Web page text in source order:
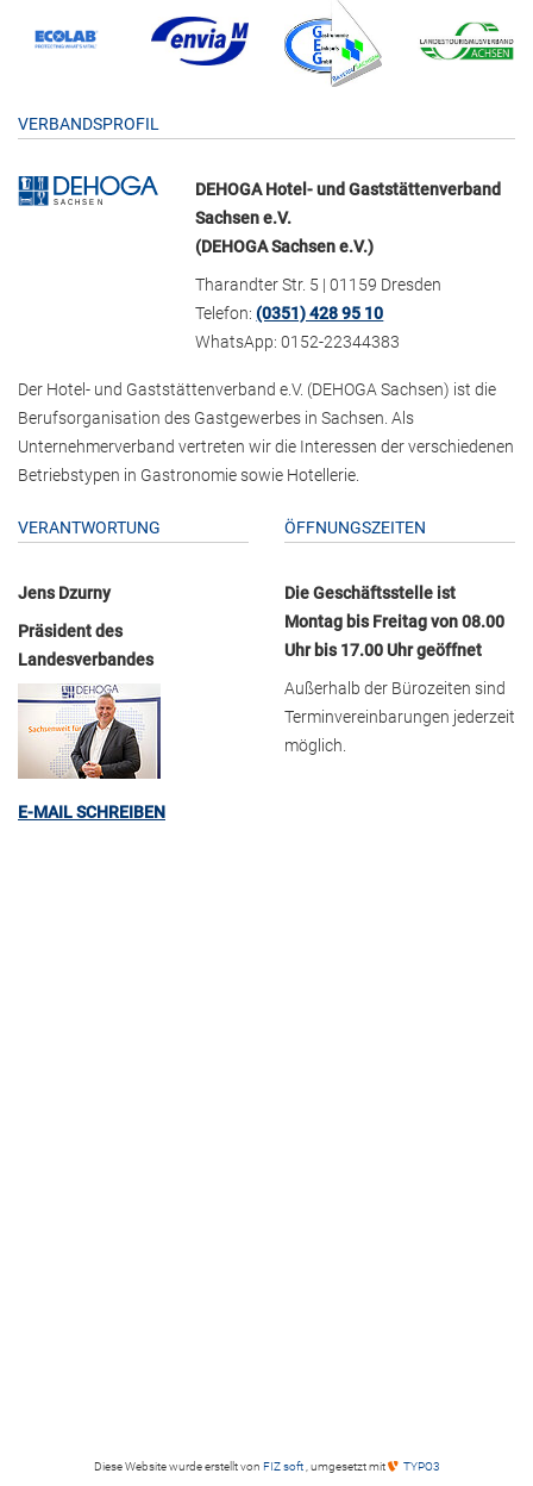
VERBANDSPROFIL
DEHOGA Hotel- und Gaststättenverband
Sachsen e.V.
(DEHOGA Sachsen e.V.)
Tharandter Str. 5 | 01159 Dresden
Telefon:(0351) 428 95 10
WhatsApp: 0152-22344383
Der Hotel- und Gaststättenverband e.V. (DEHOGA Sachsen) ist die
Berufsorganisation des Gastgewerbes in Sachsen. Als
Unternehmerverband vertreten wir die Interessen der verschiedenen
Betriebstypen in Gastronomie sowie Hotellerie.
VERANTWORTUNG
Jens Dzurny
Präsident des
Landesverbandes
E-MAIL SCHREIBEN
ÖFFNUNGSZEITEN
Die Geschäftsstelle ist
Montag bis Freitag von 08.00
Uhr bis 17.00 Uhr geöffnet
Außerhalb der Bürozeiten sind
Terminvereinbarungen jederzeit
möglich.
Diese Website wurde erstellt von FIZ soft , umgesetzt mit TYPO3